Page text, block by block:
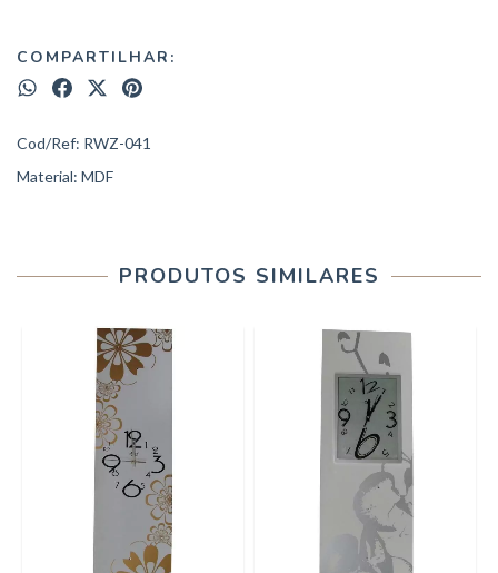
COMPARTILHAR:
Cod/Ref: RWZ-041
Material: MDF
PRODUTOS SIMILARES